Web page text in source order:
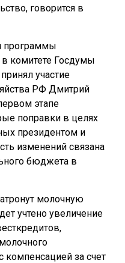
говорится в
программы
комитете Госдумы
участие
РФ Дмитрий
этапе
поправки в целях
президентом и
изменений связана
бюджета в
молочную
учтено увеличение
компенсацией за счет